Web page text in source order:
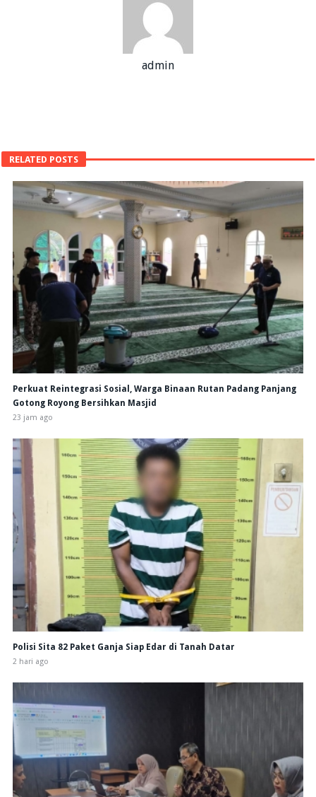
admin
RELATED POSTS
Perkuat Reintegrasi Sosial, Warga Binaan Rutan Padang Panjang
Gotong Royong Bersihkan Masjid
23 jam ago
Polisi Sita 82 Paket Ganja Siap Edar di Tanah Datar
2 hari ago